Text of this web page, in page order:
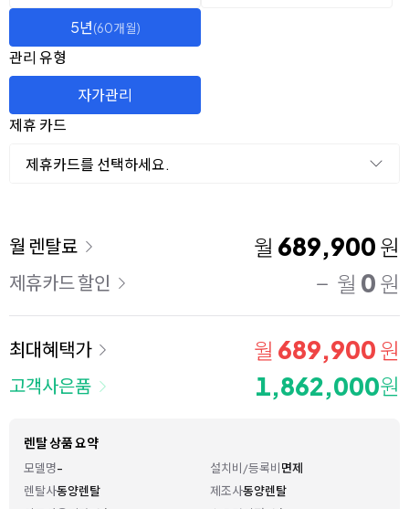
5년(60개월)
관리 유형
자가관리
제휴 카드
제휴카드를 선택하세요.
이용 요금
월 렌탈료 월 689,900 원
제휴카드 할인 월 0 원
최대혜택가 월 689,900 원
고객사은품 1,862,000원
렌탈 상품 요약
모델명- 설치비/등록비면제
렌탈사동양렌탈 제조사동양렌탈